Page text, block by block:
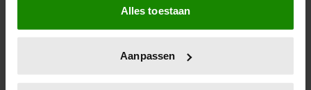
Informatie verzamelen over uw geografische
locatie, die tot een paar meter nauwkeurig kan zijn
scannen op specifieke eigenschappen (fingerprinting)
Alles toestaan
Aanpassen